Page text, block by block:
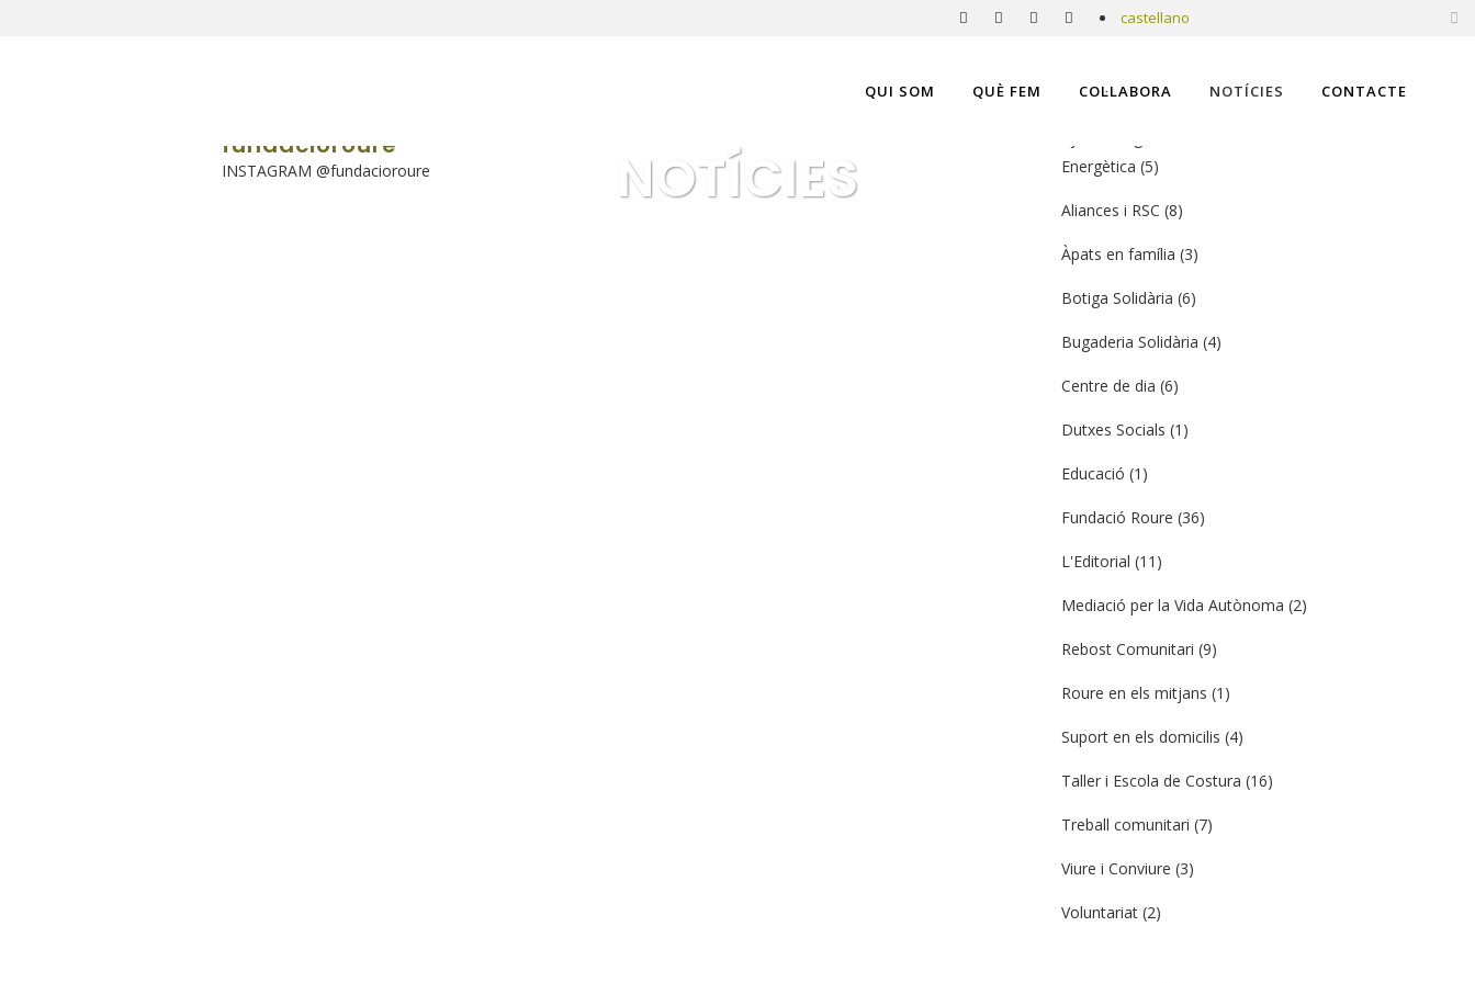
castellano
QUI SOM QUÈ FEM COL·LABORA NOTÍCIES CONTACTE
NOTÍCIES
fundacioroure
INSTAGRAM @fundacioroure
CATEGORIES
Energètica (5)
Aliances i RSC (8)
Àpats en família (3)
Botiga Solidària (6)
Bugaderia Solidària (4)
Centre de dia (6)
Dutxes Socials (1)
Educació (1)
Fundació Roure (36)
L'Editorial (11)
Mediació per la Vida Autònoma (2)
Rebost Comunitari (9)
Roure en els mitjans (1)
Suport en els domicilis (4)
Taller i Escola de Costura (16)
Treball comunitari (7)
Viure i Conviure (3)
Voluntariat (2)